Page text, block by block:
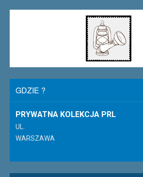
GDZIE ?
PRYWATNA KOLEKCJA PRL
UL.
WARSZAWA